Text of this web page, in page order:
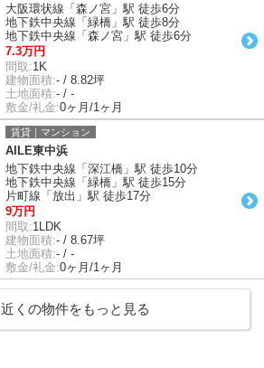
大阪環状線「森ノ宮」駅 徒歩6分
地下鉄中央線「緑橋」駅 徒歩8分
地下鉄中央線「森ノ宮」駅 徒歩6分
7.3万円
間取:1K
建物面積:- / 8.82坪
土地面積:- / -
敷金/礼金:0ヶ月/1ヶ月
賃貸｜マンション
AILE東中浜
地下鉄中央線「深江橋」駅 徒歩10分
地下鉄中央線「緑橋」駅 徒歩15分
片町線「放出」駅 徒歩17分
9万円
間取:1LDK
建物面積:- / 8.67坪
土地面積:- / -
敷金/礼金:0ヶ月/1ヶ月
近くの物件をもっと見る